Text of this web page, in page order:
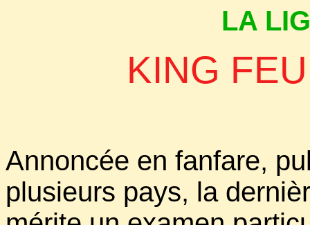
LA
KING
Annoncée en fanfare,
plusieurs pays, la